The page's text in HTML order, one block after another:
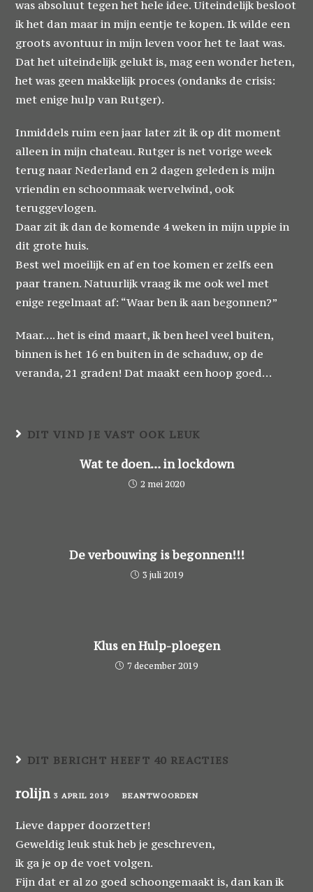
was absoluut tegen het hele idee. Uiteindelijk besloot
ik het dan maar in mijn eentje te kopen. Ik wilde een
groots avontuur in mijn leven voor het te laat was.
Dat het uiteindelijk gelukt is, mag een wonder heten,
het was geen makkelijk proces (ondanks de crisis:
met enige hulp van Rutger).
Inmiddels ruim een jaar later zit ik op dit moment
alleen in mijn chateau. Rutger is net vorige week
terug naar Nederland en 2 dagen geleden is mijn
vriendin en schoonmaak wervelwind, ook
teruggevlogen.
Daar zit ik dan de komende 4 weken in mijn uppie in
dit grote huis.
Best wel moeilijk en af en toe komen er zelfs een
paar tranen. Natuurlijk vraag ik me ook wel met
enige regelmaat af: “Waar ben ik aan begonnen?”
Maar…. het is eind maart, ik ben heel veel buiten,
binnen is het 16 en buiten in de schaduw, op de
veranda, 21 graden! Dat maakt een hoop goed…
DIT VIND JE VAST OOK LEUK
Wat te doen… in lockdown
2 mei 2020
De verbouwing is begonnen!!!
3 juli 2019
Klus en Hulp-ploegen
7 december 2019
DIT BERICHT HEEFT 40 REACTIES
rolijn3 APRIL 2019 BEANTWOORDEN
Lieve dapper doorzetter!
Geweldig leuk stuk heb je geschreven,
ik ga je op de voet volgen.
Fijn dat er al zo goed schoongemaakt is, dan kan ik